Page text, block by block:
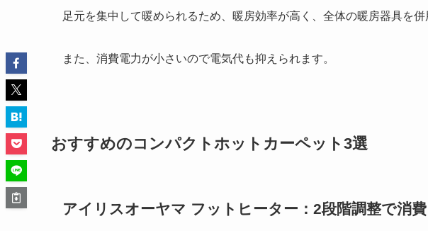
足元を集中して暖められるため、暖房効率が高く、全体の暖房器具を併
また、消費電力が小さいので電気代も抑えられます。
おすすめのコンパクトホットカーペット3選
アイリスオーヤマ フットヒーター ：2段階調整で消